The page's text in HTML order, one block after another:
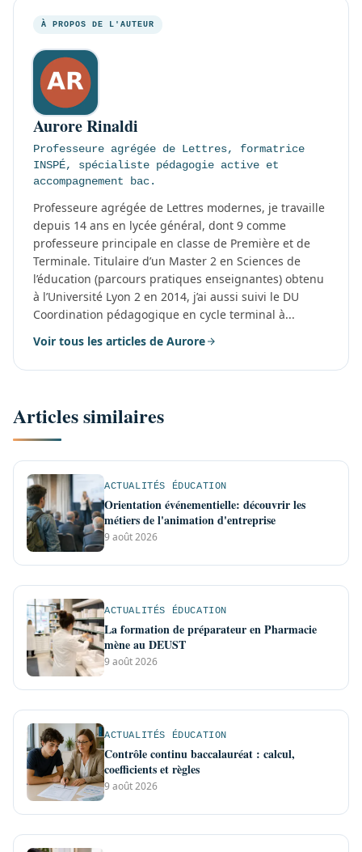
À PROPOS DE L'AUTEUR
Aurore Rinaldi
Professeure agrégée de Lettres, formatrice
INSPÉ, spécialiste pédagogie active et
accompagnement bac.
Professeure agrégée de Lettres modernes, je travaille
depuis 14 ans en lycée général, dont 9 comme
professeure principale en classe de Première et de
Terminale. Titulaire d’un Master 2 en Sciences de
l’éducation (parcours pratiques enseignantes) obtenu
à l’Université Lyon 2 en 2014, j’ai aussi suivi le DU
Coordination pédagogique en cycle terminal à...
Voir tous les articles de Aurore
Articles similaires
ACTUALITÉS ÉDUCATION
Orientation événementielle: découvrir les
métiers de l'animation d'entreprise
9 août 2026
ACTUALITÉS ÉDUCATION
La formation de préparateur en Pharmacie
mène au DEUST
9 août 2026
ACTUALITÉS ÉDUCATION
Contrôle continu baccalauréat : calcul,
coefficients et règles
9 août 2026